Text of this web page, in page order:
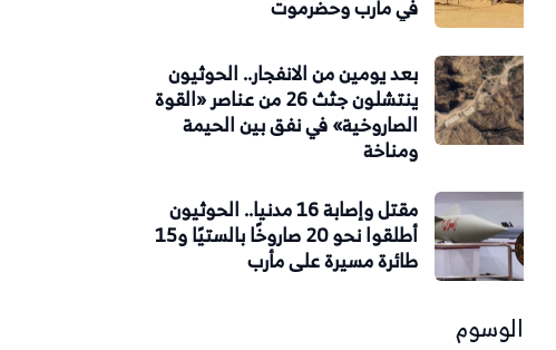
في مأرب وحضرموت
بعد يومين من الانفجار.. الحوثيون
ينتشلون جثث 26 من عناصر «القوة
الصاروخية» في نفق بين الحيمة
ومناخة
مقتل وإصابة 16 مدنيا.. الحوثيون
أطلقوا نحو 20 صاروخًا بالستيًا و15
طائرة مسيرة على مأرب
الوسوم